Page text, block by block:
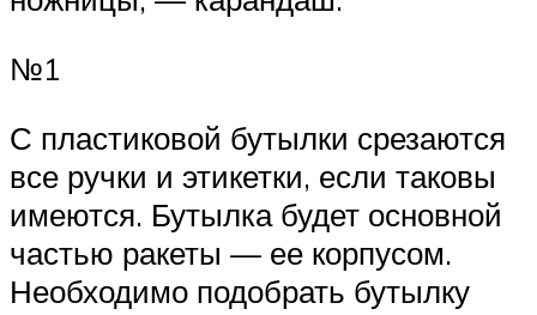
№1
С пластиковой бутылки срезаются
все ручки и этикетки, если таковы
имеются. Бутылка будет основной
частью ракеты — ее корпусом.
Необходимо подобрать бутылку